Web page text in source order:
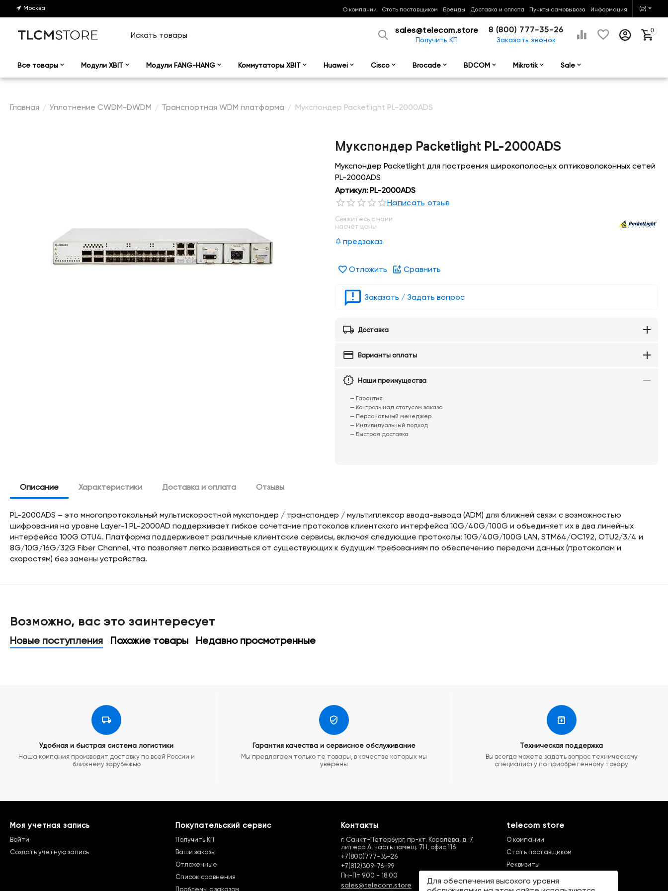
Москва (₽)
О компании Стать поставщиком Бренды Доставка и оплата Пункты самовывоза Информация
sales@telecom.store
Получить КП
8 (800) 777-35-26
Заказать звонок
0
Все товары Модули XBIT Модули FANG-HANG Коммутаторы XBIT Huawei Cisco Brocade BDCOM Mikrotik Sale
Главная / Уплотнение CWDM-DWDM / Транспортная WDM платформа / Мукспондер Packetlight PL-2000ADS
Мукспондер Packetlight PL-2000ADS
Мукспондер Packetlight для построения широкополосных оптиковолоконных сетей
PL-2000ADS
Артикул:PL-2000ADS
Написать отзыв
Свяжитесь с нами
насчёт цены
предзаказ
Отложить Сравнить
Заказать / Задать вопрос
Доставка
Варианты оплаты
Наши преимущества
— Гарантия
— Контроль над статусом заказа
— Персональный менеджер
— Индивидуальный подход
— Быстрая доставка
Описание Характеристики Доставка и оплата Отзывы
PL-2000ADS – это многопротокольный мультискоростной мукспондер / транспондер / мультиплексор ввода-вывода (ADM) для ближней связи с возможностью
шифрования на уровне Layer-1 PL-2000AD поддерживает гибкое сочетание протоколов клиентского интерфейса 10G/40G/100G и объединяет их в два линейных
интерфейса 100G OTU4. Платформа поддерживает различные клиентские сервисы, включая следующие протоколы: 10G/40G/100G LAN, STM64/OC192, OTU2/3/4 и
8G/10G/16G/32G Fiber Channel, что позволяет легко развиваться от существующих к будущим требованиям по обеспечению передачи данных (протоколам и
скоростям) без замены устройства.
Возможно, вас это заинтересует
Новые поступления Похожие товары Недавно просмотренные
Удобная и быстрая система логистики
Наша компания производит доставку по всей России и
ближнему зарубежью
Гарантия качества и сервисное обслуживание
Мы предлагаем только те товары, в качестве которых мы
уверены
Техническая поддержка
Вы всегда можете задать вопрос техническому
специалисту по приобретенному товару
Моя учетная запись
Войти
Создать учетную запись
Покупательский сервис
Получить КП
Ваши заказы
Отложенные
Список сравнения
Проблемы с заказом
Контакты
г. Санкт-Петербург, пр-кт. Королёва, д. 7,
литера А, часть помещ. 7Н, офис 116
+7(800)777-35-26
+7(812)309-76-99
Пн-Пт 9.00 - 18.00
sales@telecom.store
telecom store
О компании
Стать поставщиком
Реквизиты
Бренды
Для обеспечения высокого уровня